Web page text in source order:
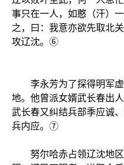
事只在一人，如憨（汗）
之，曰：我意亦欲先取北
攻辽沈。⑥
李永芳为了探得明军虚
地。他曾派女婿武长春出
武长春又纠结兵部季应诚
兵内应。⑦
努尔哈赤占领辽沈地区